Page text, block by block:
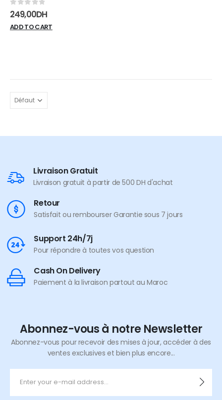
0 sur 5
249,00DH
ADD TO CART
Livraison Gratuit
Livraison gratuit à partir de 500 DH d'achat
Retour
Satisfait ou rembourser Garantie sous 7 jours
Support 24h/7j
Pour répondre à toutes vos question
Cash On Delivery
Paiement à la livraison partout au Maroc
Abonnez-vous à notre Newsletter
Abonnez-vous pour recevoir des mises à jour, accéder à des
ventes exclusives et bien plus encore...